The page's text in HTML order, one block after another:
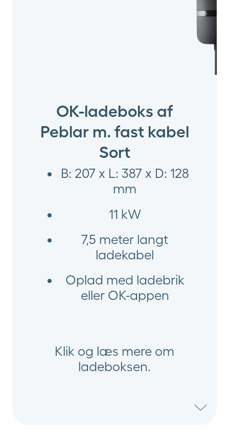
OK-ladeboks af
Peblar m. fast kabel
Sort
B: 207 x L: 387 x D: 128
mm
11 kW
7,5 meter langt
ladekabel
Oplad med ladebrik
eller OK-appen
Klik og læs mere om
ladeboksen.